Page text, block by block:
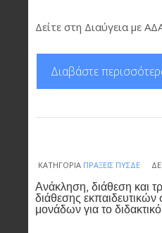
Δείτε στη Διαύγεια με
Διαβάστε
ΚΑΤΗΓΟΡΊΑ ΠΡΆΞΕΙΣ ΠΥΣΔΕ
Ανάκληση, διάθεση και
διάθεσης εκπαιδευτικών
μονάδων για το